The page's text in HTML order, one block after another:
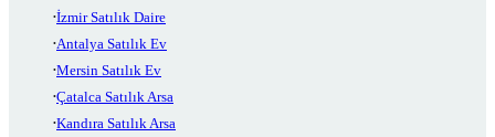
İzmir Satılık Daire
Antalya Satılık Ev
Mersin Satılık Ev
Çatalca Satılık Arsa
Kandıra Satılık Arsa